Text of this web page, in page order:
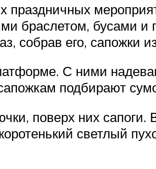
праздничных
браслетом, бусами и
собрав его, сапожки
С ними
подбирают
поверх них сапоги.
светлый